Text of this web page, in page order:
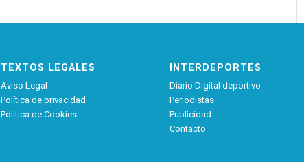
TEXTOS LEGALES
Aviso Legal
Política de privacidad
Política de Cookies
INTERDEPORTES
Diario Digital deportivo
Periodistas
Publicidad
Contacto